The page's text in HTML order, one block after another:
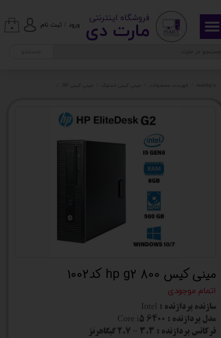
ورود / ثبت نام
حساب کاربری من
تغییر گذر واژه
خروج از حساب کاربری
۰ مارت دی​​​​​​
​ ​فروشگاه اینترنتی
martday.ir فهرست محصولات مینی کیس استوک مینی کیس HP
مینی کیس hp g2 800 کد1002
اتمام موجودی
سازنده پردازنده : Intel
مدل پردازنده : Core i5 6400
فرکانس پردازنده : 3.3 ~ 2.7 گیگاهرتز